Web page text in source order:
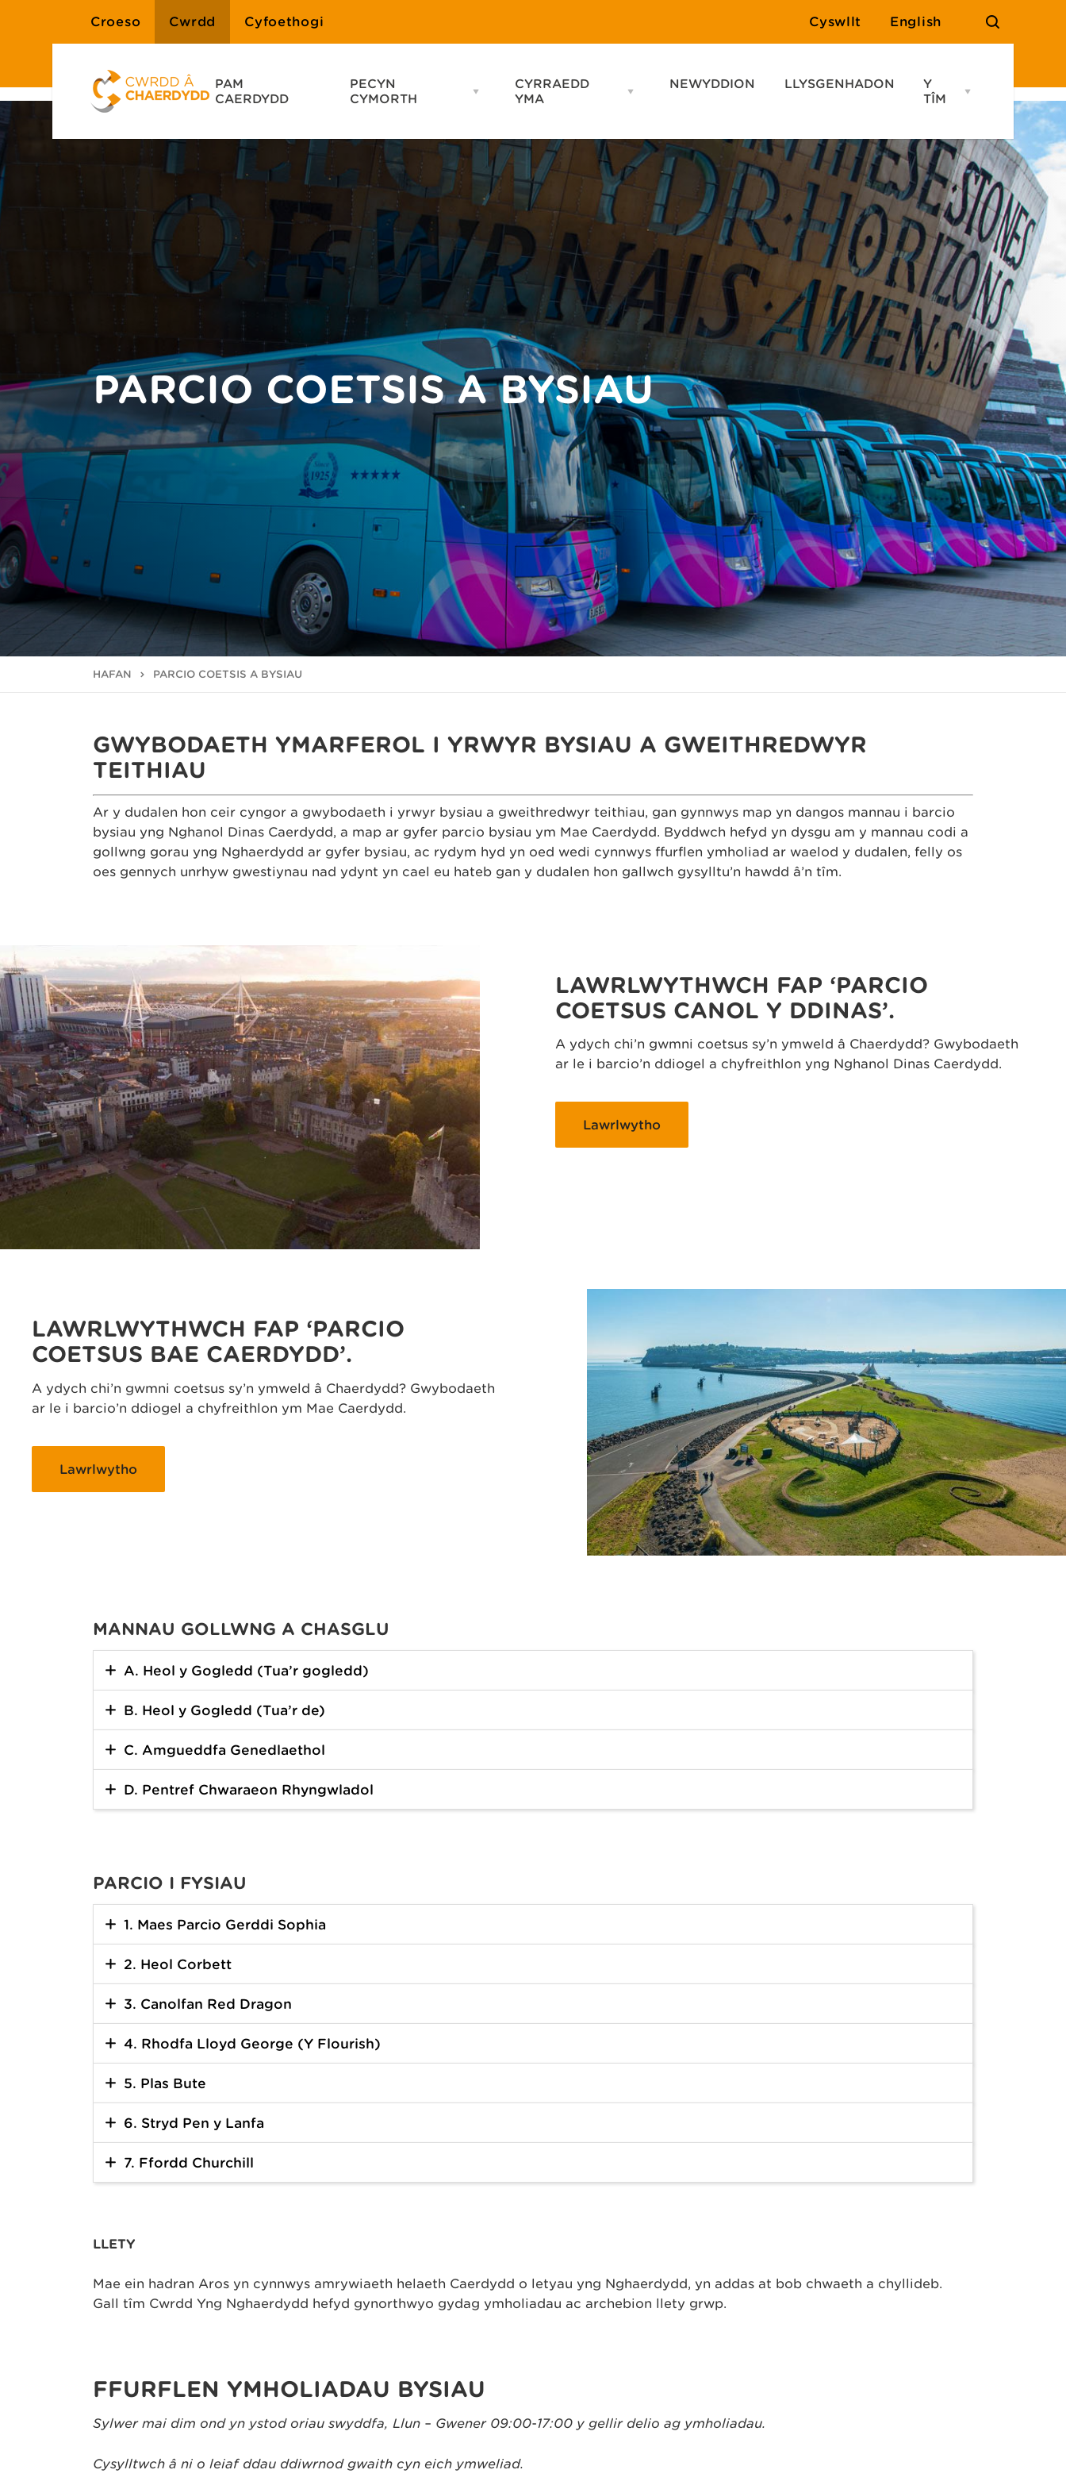
Croeso Cwrdd Cyfoethogi Cyswllt English
PAM
CAERDYDD
PECYN
CYMORTH
Open
menu
Lleoliadau
Lletyau
Grwpiau
Cynaliadwyedd
Gair O Brofiad
CYRRAEDD
YMA
Open
menu
Symud o Gwmpas
Hygyrchiad
Coetsis a Bysiau
Mapiau
NEWYDDION LLYSGENHADON
Y
TÎM
Open
menu
Ymholiadau
Cyswllt
PARCIO COETSIS A BYSIAU
HAFAN PARCIO COETSIS A BYSIAU
GWYBODAETH YMARFEROL I YRWYR BYSIAU A GWEITHREDWYR
TEITHIAU
Ar y dudalen hon ceir cyngor a gwybodaeth i yrwyr bysiau a gweithredwyr teithiau, gan gynnwys map yn dangos mannau i barcio
bysiau yng Nghanol Dinas Caerdydd, a map ar gyfer parcio bysiau ym Mae Caerdydd. Byddwch hefyd yn dysgu am y mannau codi a
gollwng gorau yng Nghaerdydd ar gyfer bysiau, ac rydym hyd yn oed wedi cynnwys ffurflen ymholiad ar waelod y dudalen, felly os
oes gennych unrhyw gwestiynau nad ydynt yn cael eu hateb gan y dudalen hon gallwch gysylltu’n hawdd â’n tîm.
LAWRLWYTHWCH FAP ‘PARCIO
COETSUS CANOL Y DDINAS’.
A ydych chi’n gwmni coetsus sy’n ymweld â Chaerdydd? Gwybodaeth
ar le i barcio’n ddiogel a chyfreithlon yng Nghanol Dinas Caerdydd.
Lawrlwytho
LAWRLWYTHWCH FAP ‘PARCIO
COETSUS BAE CAERDYDD’.
A ydych chi’n gwmni coetsus sy’n ymweld â Chaerdydd? Gwybodaeth
ar le i barcio’n ddiogel a chyfreithlon ym Mae Caerdydd.
Lawrlwytho
MANNAU GOLLWNG A CHASGLU
A. Heol y Gogledd (Tua’r gogledd)
B. Heol y Gogledd (Tua’r de)
C. Amgueddfa Genedlaethol
D. Pentref Chwaraeon Rhyngwladol
PARCIO I FYSIAU
1. Maes Parcio Gerddi Sophia
2. Heol Corbett
3. Canolfan Red Dragon
4. Rhodfa Lloyd George (Y Flourish)
5. Plas Bute
6. Stryd Pen y Lanfa
7. Ffordd Churchill
LLETY
Mae ein hadran Aros yn cynnwys amrywiaeth helaeth Caerdydd o letyau yng Nghaerdydd, yn addas at bob chwaeth a chyllideb.
Gall tîm Cwrdd Yng Nghaerdydd hefyd gynorthwyo gydag ymholiadau ac archebion llety grŵp.
FFURFLEN YMHOLIADAU BYSIAU
Sylwer mai dim ond yn ystod oriau swyddfa, Llun – Gwener 09:00-17:00 y gellir delio ag ymholiadau.
Cysylltwch â ni o leiaf ddau ddiwrnod gwaith cyn eich ymweliad.